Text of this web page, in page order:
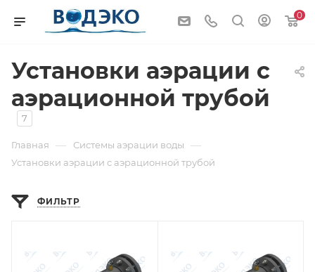
0
Установки аэрации с
аэрационной трубой
7
Главная — Системы аэрации воды —
Установки аэрации с аэрационной трубой
ФИЛЬТР